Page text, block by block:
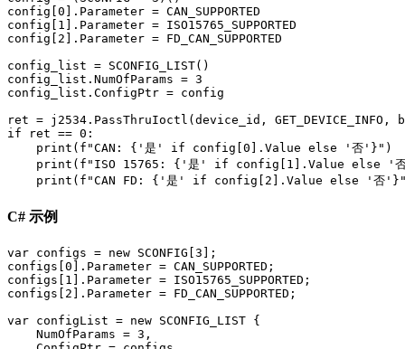
config[0].Parameter = CAN_SUPPORTED
config[1].Parameter = ISO15765_SUPPORTED
config[2].Parameter = FD_CAN_SUPPORTED
config_list = SCONFIG_LIST()
config_list.NumOfParams = 3
config_list.ConfigPtr = config
ret = j2534.PassThruIoctl(device_id,
if ret == 0:
    print(f"CAN: {'是' if config[0].Value else '否'}")
print(f"ISO 15765: {'是' if config[1].Value else '
print(f"CAN FD: {'是' if config[2].Value else '否
C# 示例
var configs = new SCONFIG[3];
configs[0].Parameter = CAN_SUPPORTED;
configs[1].Parameter = ISO15765_SUPPORTED;
configs[2].Parameter = FD_CAN_SUPPORTED;
var configList = new SCONFIG_LIST {
    NumOfParams = 3,